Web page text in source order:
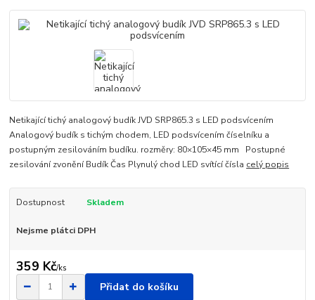
Netikající tichý analogový budík JVD SRP865.3 s LED podsvícením
Analogový budík s tichým chodem, LED podsvícením číselníku a
postupným zesilováním budíku. rozměry: 80×105×45 mm Postupné
zesilování zvonění Budík Čas Plynulý chod LED svítící čísla celý popis
Dostupnost Skladem
Nejsme plátci DPH
359 Kč/ks
Přidat do košíku